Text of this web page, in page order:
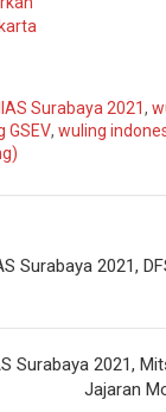
Surabaya 2021,
GSEV, wuling
Surabaya 2021,
Surabaya 2021,
Jajaran